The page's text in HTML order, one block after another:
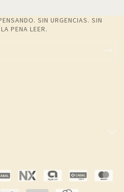
SIN URGENCIAS. SIN
PENA LEER.